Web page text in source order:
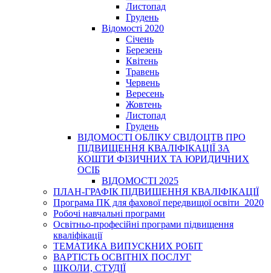
Листопад
Грудень
Відомості 2020
Січень
Березень
Квітень
Травень
Червень
Вересень
Жовтень
Листопад
Грудень
ВІДОМОСТІ ОБЛІКУ СВІДОЦТВ ПРО
ПІДВИЩЕННЯ КВАЛІФІКАЦІЇ ЗА
КОШТИ ФІЗИЧНИХ ТА ЮРИДИЧНИХ
ОСІБ
ВІДОМОСТІ 2025
ПЛАН-ГРАФІК ПІДВИЩЕННЯ КВАЛІФІКАЦІЇ
Програма ПК для фахової передвищої освіти_2020
Робочі навчальні програми
Освітньо-професійні програми підвищення
кваліфікації
ТЕМАТИКА ВИПУСКНИХ РОБІТ
ВАРТІСТЬ ОСВІТНІХ ПОСЛУГ
ШКОЛИ, СТУДІЇ